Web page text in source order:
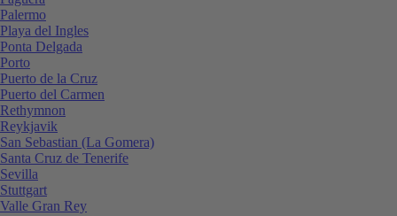
Palermo
Playa del Ingles
Ponta Delgada
Porto
Puerto de la Cruz
Puerto del Carmen
Rethymnon
Reykjavik
San Sebastian (La Gomera)
Santa Cruz de Tenerife
Sevilla
Stuttgart
Valle Gran Rey